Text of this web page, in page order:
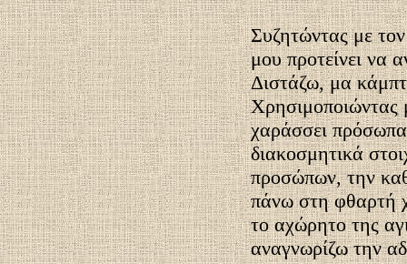
Συζητώντας με
μου προτείνει να
Διστάζω, μα
Χρησιμοποιώντας
χαράσσει
διακοσμητικά
προσώπων, την
πάνω στη φθαρτή
το αχώρητο της
αναγνωρίζω την